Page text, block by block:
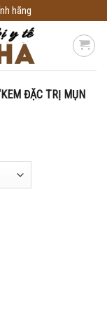
hãng
ĐẶC TRỊ MỤN